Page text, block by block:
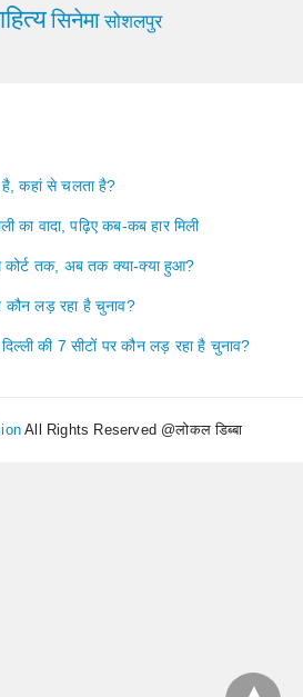
सिनेमा सोशलपुर
कहां से चलता है?
का वादा, पढ़िए कब-कब हार मिली
तक, अब तक क्या-क्या हुआ?
कौन लड़ रहा है चुनाव?
की 7 सीटों पर कौन लड़ रहा है चुनाव?
All Rights Reserved @लोकल डिब्बा